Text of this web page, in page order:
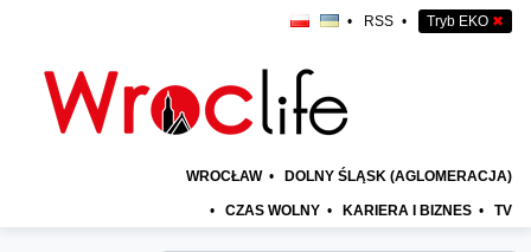
• RSS • Tryb EKO ✖
WROCŁAW • DOLNY ŚLĄSK (AGLOMERACJA)
• CZAS WOLNY • KARIERA I BIZNES • TV